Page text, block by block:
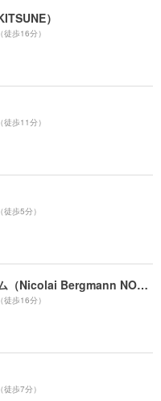
）
（徒歩16分）
（徒歩11分）
（徒歩5分）
ニコライバーグマン ノム（Nicolai Bergmann NOMU ）
（徒歩16分）
（徒歩7分）